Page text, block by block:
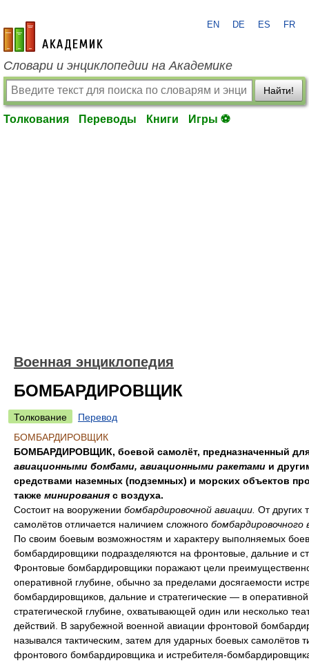
academic.ru
EN DE ES FR
Словари и энциклопедии на Академике
Найти!
Толкования Переводы Книги Игры ⚽
Военная энциклопедия
БОМБАРДИРОВЩИК
Толкование
Перевод
БОМБАРДИРОВЩИК
БОМБАРДИРОВЩИК, боевой самолёт, предназначенный
авиационными бомбами, авиационными ракетами и
средствами наземных (подземных) и морских объектов
также минирования с воздуха.
Состоит на вооружении бомбардировочной авиации. От других
самолётов отличается наличием сложного бомбардировочного
По своим боевым возможностям и характеру выполняемых
бомбардировщики подразделяются на фронтовые, дальние и
Фронтовые бомбардировщики поражают цели
оперативной глубине, обычно за пределами досягаемости
бомбардировщиков, дальние и стратегические — в
стратегической глубине, охватывающей один или несколько
действий. В зарубежной военной авиации фронтовой
назывался тактическим, затем для ударных боевых самолётов
фронтового бомбардировщика и истребителя-